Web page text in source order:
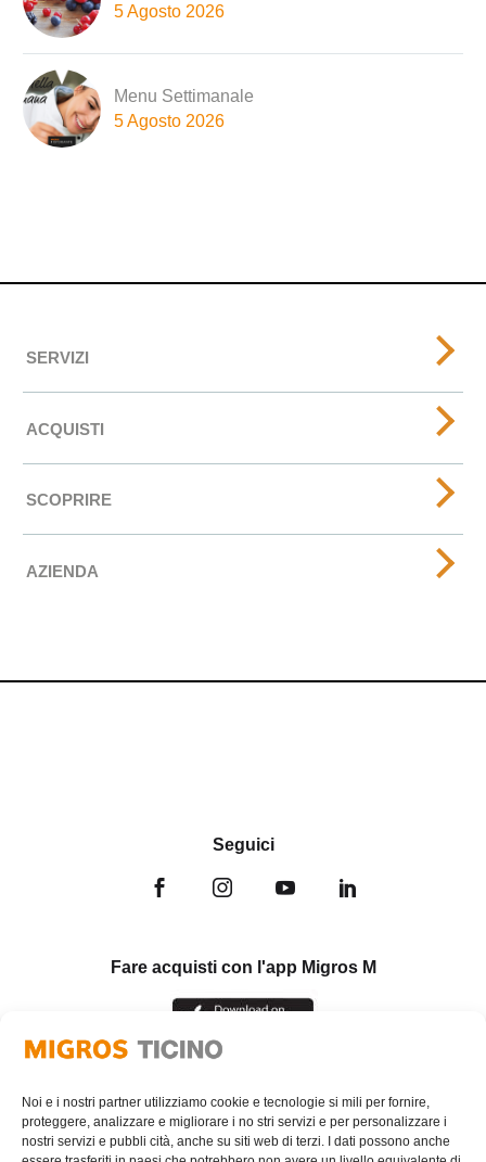
Noi e i nostri partner utilizziamo cookie e tecnologie si mili per fornire,
proteggere, analizzare e migliorare i no stri servizi e per personalizzare i
nostri servizi e pubbli cità, anche su siti web di terzi. I dati possono anche
5 Agosto 2026
Menu Settimanale
5 Agosto 2026
SERVIZI
ACQUISTI
SCOPRIRE
AZIENDA
Seguici
Fare acquisti con l'app Migros M